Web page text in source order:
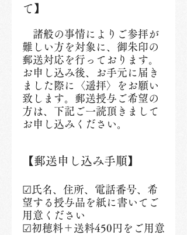
て】
諸般の事情によりご参拝が
難しい方を対象に、御朱印の
郵送対応を行っております。
お申し込み後、お手元に届き
ました際に〈遥拝〉をお願い
致します。郵送授与ご希望の
方は、下記ご一読頂きまして
お申し込みください。
【郵送申し込み手順】
☑氏名、住所、電話番号、希
望する授与品を紙に書いてご
用意ください
☑初穂料＋送料450円をご用意